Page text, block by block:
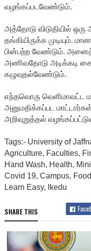
வழங்கப்படவேண்டும்.
அத்தோடு விடுதியில்
தங்கியிருக்க முடியும்.
பின்பற்ற வேண்டும்.
அணிவதோடு அடிக்கடி
கழுவுதல்வேண்டும்.
எந்தவொரு வெளிமாவட்ட
அனுமதிக்கப்பட
அறிவுறுத்தல்
Tags:- University of
Agriculture, Faculties,
Hand Wash, Health,
Covid 19, Campus,
Learn Easy, lkedu
SHARE THIS